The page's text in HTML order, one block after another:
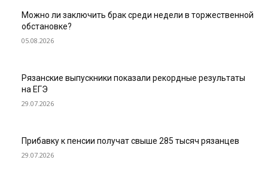
Можно ли заключить брак среди недели в торжественной
обстановке?
05.08.2026
Рязанские выпускники показали рекордные результаты
на ЕГЭ
29.07.2026
Прибавку к пенсии получат свыше 285 тысяч рязанцев
29.07.2026